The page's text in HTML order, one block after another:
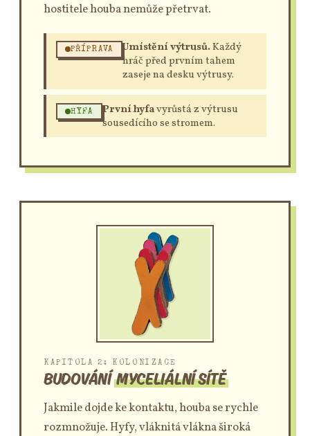
hostitele houba nemůže přetrvat.
PŘÍPRAVA Umístění výtrusů. Každý
hráč před prvním tahem
zaseje na desku výtrusy.
HYFA První hyfavyrůstá z výtrusu
sousedícího se stromem.
KAPITOLA 2: KOLONIZACE
BUDOVÁNÍMYCELIÁLNÍ SÍTĚ
Jakmile dojde ke kontaktu, houba se rychle
rozmnožuje. Hyfy, vláknitá vlákna široká